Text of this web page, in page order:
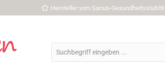
Hersteller vom Sanus-Gesundheitsstuhl®